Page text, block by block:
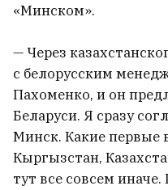
«Минском».
— Через
с белорусским
Пахоменко, и он
Беларуси. Я сразу
Минск. Какие первые
Кыргызстан,
тут все совсем